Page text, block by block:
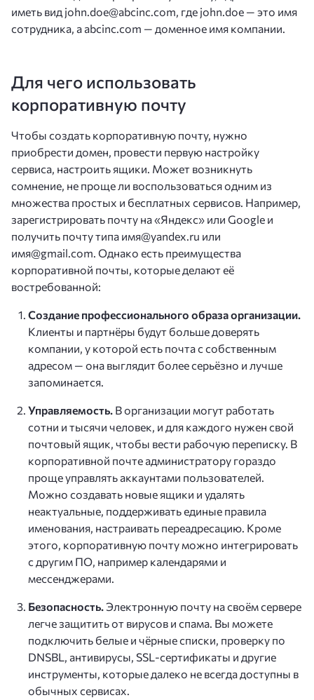
иметь вид john.doe@abcinc.com, где john.doe — это имя
сотрудника, а abcinc.com — доменное имя компании.
Для чего использовать
корпоративную почту
Чтобы создать корпоративную почту, нужно
приобрести домен, провести первую настройку
сервиса, настроить ящики. Может возникнуть
сомнение, не проще ли воспользоваться одним из
множества простых и бесплатных сервисов. Например,
зарегистрировать почту на «Яндекс» или Google и
получить почту типа имя@yandex.ru или
имя@gmail.com. Однако есть преимущества
корпоративной почты, которые делают её
востребованной:
Создание профессионального образа организации.
Клиенты и партнёры будут больше доверять
компании, у которой есть почта с собственным
адресом — она выглядит более серьёзно и лучше
запоминается.
Управляемость. В организации могут работать
сотни и тысячи человек, и для каждого нужен свой
почтовый ящик, чтобы вести рабочую переписку. В
корпоративной почте администратору гораздо
проще управлять аккаунтами пользователей.
Можно создавать новые ящики и удалять
неактуальные, поддерживать единые правила
именования, настраивать переадресацию. Кроме
этого, корпоративную почту можно интегрировать
с другим ПО, например календарями и
мессенджерами.
Безопасность.Электронную почту на своём сервере
легче защитить от вирусов и спама. Вы можете
подключить белые и чёрные списки, проверку по
DNSBL, антивирусы, SSL-сертификаты и другие
инструменты, которые далеко не всегда доступны в
обычных сервисах.